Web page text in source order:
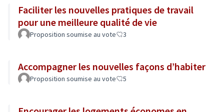
Faciliter les nouvelles pratiques de travail
pour une meilleure qualité de vie
Proposition soumise au vote 3
Accompagner les nouvelles façons d’habiter
Proposition soumise au vote 5